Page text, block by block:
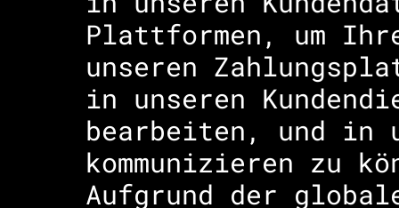
Plattformen, um
unseren
in unseren
bearbeiten, und in
kommunizieren zu
Aufgrund der